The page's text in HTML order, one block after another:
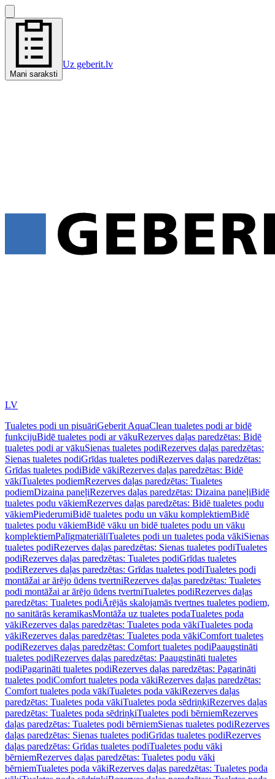
Mani saraksti
Uz geberit.lv
LV
Tualetes podi un pisuāriGeberit AquaClean tualetes podi ar bidē
funkcijuBidē tualetes podi ar vākuRezerves daļas paredzētas: Bidē
tualetes podi ar vākuSienas tualetes podiRezerves daļas paredzētas:
Sienas tualetes podiGrīdas tualetes podiRezerves daļas paredzētas:
Grīdas tualetes podiBidē vākiRezerves daļas paredzētas: Bidē
vākiTualetes podiemRezerves daļas paredzētas: Tualetes
podiemDizaina paneļiRezerves daļas paredzētas: Dizaina paneļiBidē
tualetes podu vākiemRezerves daļas paredzētas: Bidē tualetes podu
vākiemPiederumiBidē tualetes podu un vāku komplektiemBidē
tualetes podu vākiemBidē vāku un bidē tualetes podu un vāku
komplektiemPalīgmateriāliTualetes podi un tualetes poda vākiSienas
tualetes podiRezerves daļas paredzētas: Sienas tualetes podiTualetes
podiRezerves daļas paredzētas: Tualetes podiGrīdas tualetes
podiRezerves daļas paredzētas: Grīdas tualetes podiTualetes podi
montāžai ar ārējo ūdens tvertniRezerves daļas paredzētas: Tualetes
podi montāžai ar ārējo ūdens tvertniTualetes podiRezerves daļas
paredzētas: Tualetes podiĀrējās skalojamās tvertnes tualetes podiem,
no sanitārās keramikasMontāža uz tualetes podaTualetes poda
vākiRezerves daļas paredzētas: Tualetes poda vākiTualetes poda
vākiRezerves daļas paredzētas: Tualetes poda vākiComfort tualetes
podiRezerves daļas paredzētas: Comfort tualetes podiPaaugstināti
tualetes podiRezerves daļas paredzētas: Paaugstināti tualetes
podiPagarināti tualetes podiRezerves daļas paredzētas: Pagarināti
tualetes podiComfort tualetes poda vākiRezerves daļas paredzētas:
Comfort tualetes poda vākiTualetes poda vākiRezerves daļas
paredzētas: Tualetes poda vākiTualetes poda sēdriņķiRezerves daļas
paredzētas: Tualetes poda sēdriņķiTualetes podi bērniemRezerves
daļas paredzētas: Tualetes podi bērniemSienas tualetes podiRezerves
daļas paredzētas: Sienas tualetes podiGrīdas tualetes podiRezerves
daļas paredzētas: Grīdas tualetes podiTualetes podu vāki
bērniemRezerves daļas paredzētas: Tualetes podu vāki
bērniemTualetes poda vākiRezerves daļas paredzētas: Tualetes poda